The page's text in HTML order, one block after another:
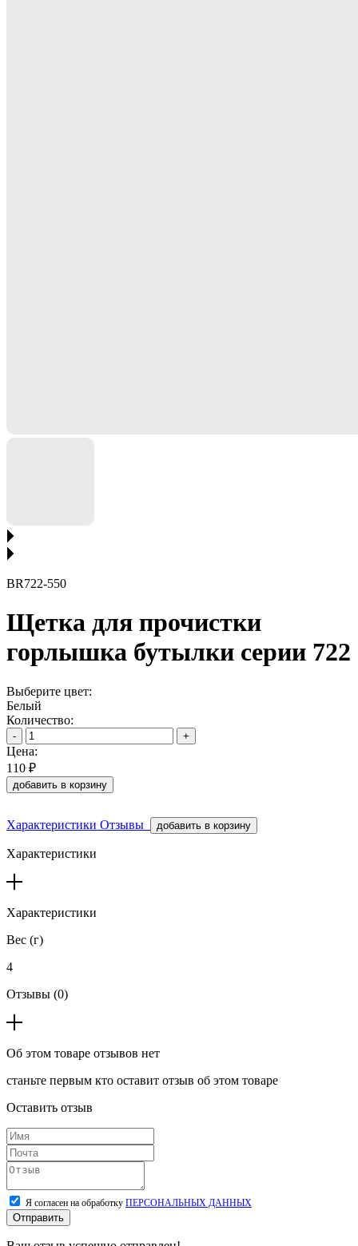
BR722-550
Щетка для прочистки
горлышка бутылки серии 722
Выберите цвет:
Белый
Количество:
- +
Цена:
110 ₽
добавить в корзину
Характеристики Отзывы добавить в корзину
Характеристики
Характеристики
Вес (г)
4
Отзывы (0)
Об этом товаре отзывов нет
станьте первым кто оставит отзыв об этом товаре
Оставить отзыв
Я согласен на обработку ПЕРСОНАЛЬНЫХ ДАННЫХ
Отправить